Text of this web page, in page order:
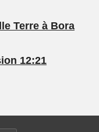
Terre à Bora
12:21